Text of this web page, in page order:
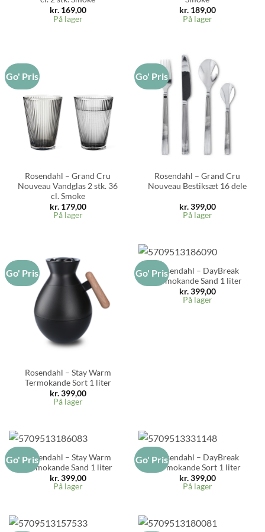
kr.169,00
På lager
kr.189,00
På lager
Go' Pris
Rosendahl – Grand Cru
Nouveau Vandglas 2 stk. 36
cl. Smoke
kr.179,00
På lager
Go' Pris
Rosendahl – Grand Cru
Nouveau Bestiksæt 16 dele
kr.399,00
På lager
Go' Pris
Rosendahl – Stay Warm
Termokande Sort 1 liter
kr.399,00
På lager
Go' PrisRosendahl – DayBreak
Termokande Sand 1 liter
kr.399,00
På lager
Go' PrisRosendahl – Stay Warm
Termokande Sand 1 liter
kr.399,00
På lager
Go' PrisRosendahl – DayBreak
Termokande Sort 1 liter
kr.399,00
På lager